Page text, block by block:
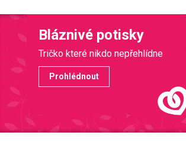
Bláznivé potisky
Tričko které nikdo nepřehlídne
Prohlédnout